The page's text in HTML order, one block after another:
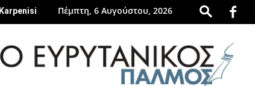
Karpenisi Πέμπτη, 6 Αυγούστου, 2026